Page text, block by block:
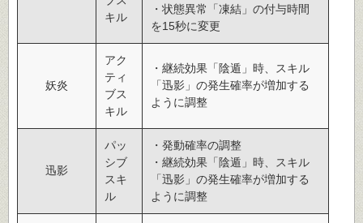
キル
・状態異常「凍結」の付与時間
を15秒に変更
妖炎
アク
ティ
ブス
キル
・継続効果「陰遁」時、スキル
「迅影」の発生確率が増加する
ように調整
迅影
パッ
シブ
スキ
ル
・発動確率の調整
・継続効果「陰遁」時、スキル
「迅影」の発生確率が増加する
ように調整